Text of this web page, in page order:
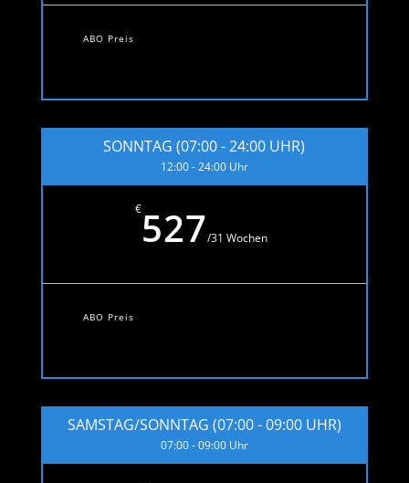
ABO Preis
SONNTAG (07:00 - 24:00 UHR)
12:00 - 24:00 Uhr
€527/31 Wochen
ABO Preis
SAMSTAG/SONNTAG (07:00 - 09:00 UHR)
07:00 - 09:00 Uhr